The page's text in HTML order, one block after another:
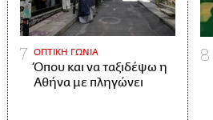
ΟΠΤΙΚΗ ΓΩΝΙΑ
Όπου και να ταξιδέψω η
Αθήνα με πληγώνει